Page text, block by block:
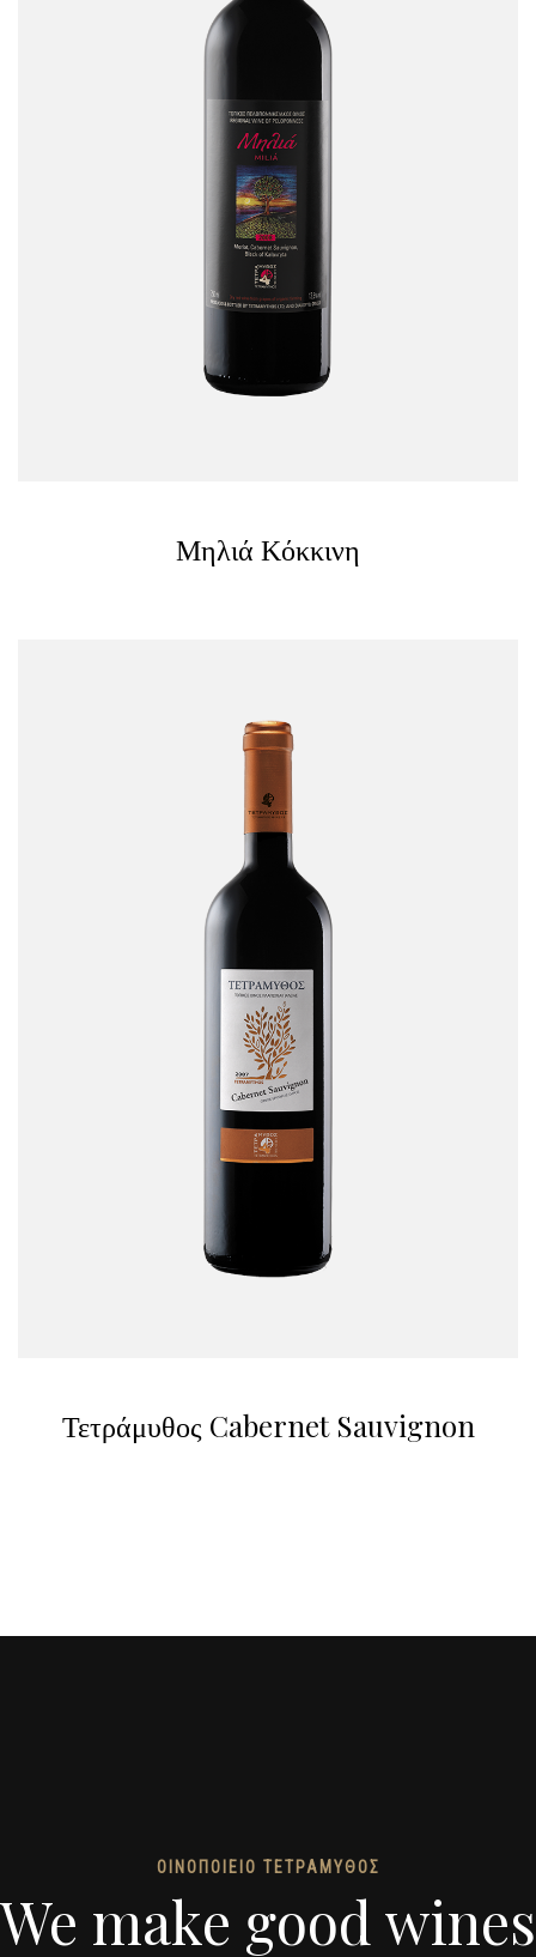
Μηλιά Κόκκινη
Τετράμυθος Cabernet Sauvignon
ΟΙΝΟΠΟΙΕΙΟ ΤΕΤΡΑΜΥΘΟΣ
We make good wines